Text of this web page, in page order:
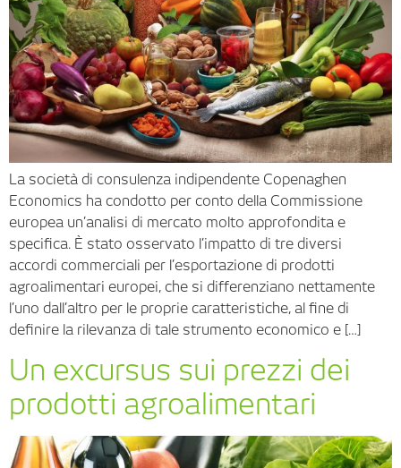
La società di consulenza indipendente Copenaghen
Economics ha condotto per conto della Commissione
europea un’analisi di mercato molto approfondita e
specifica. È stato osservato l’impatto di tre diversi
accordi commerciali per l’esportazione di prodotti
agroalimentari europei, che si differenziano nettamente
l’uno dall’altro per le proprie caratteristiche, al fine di
definire la rilevanza di tale strumento economico e […]
Un excursus sui prezzi dei
prodotti agroalimentari